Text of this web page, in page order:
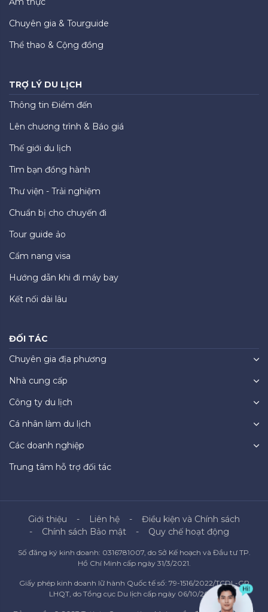
Chuyên gia & Tourguide
Thể thao & Cộng đồng
TRỢ LÝ DU LỊCH
Thông tin Điểm đến
Lên chương trình & Báo giá
Thế giới du lịch
Tìm bạn đồng hành
Thư viện - Trải nghiệm
Chuẩn bị cho chuyến đi
Tour guide ảo
Cẩm nang visa
Hướng dẫn khi đi máy bay
Kết nối dài lâu
ĐỐI TÁC
Chuyên gia địa phương
Nhà cung cấp
Công ty du lịch
Cá nhân làm du lịch
Các doanh nghiệp
Trung tâm hỗ trợ đối tác
Giới thiệu Liên hệ
Điều kiện và Chính sách
Chính sách Bảo mật
Quy chế hoạt động
Số đăng ký kinh doanh: 0316781007, do Sở Kế hoạch và Đầu tư TP.
Hồ Chí Minh cấp ngày 31/3/2021.
Giấy phép kinh doanh lữ hành Quốc tế số: 79-1516/2022/TCDL-GP
LHQT, do Tổng cục Du lịch cấp ngày 06/10/2022.